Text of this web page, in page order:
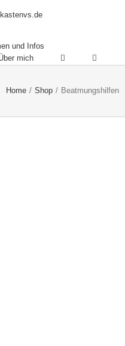
und Infos
mich
Home / Shop / Beatmungshilfen